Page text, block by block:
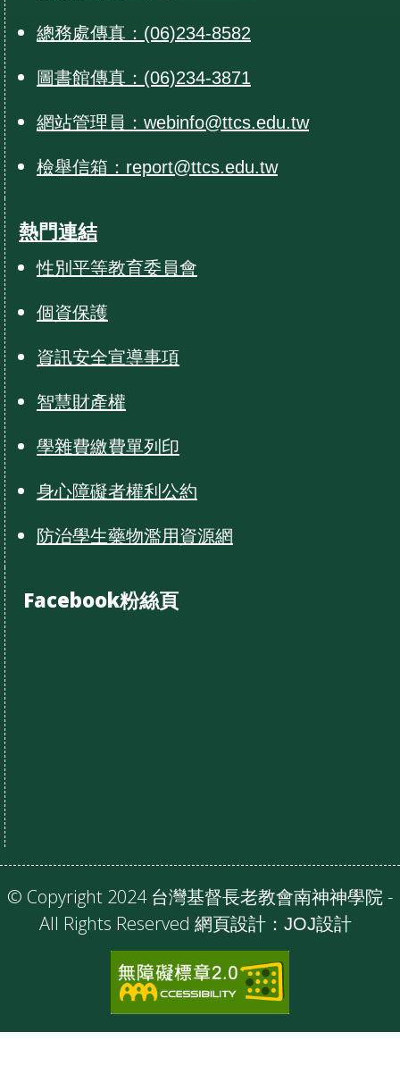
總務處傳真：(06)234-8582
圖書館傳真：(06)234-3871
網站管理員：webinfo@ttcs.edu.tw
檢舉信箱：report@ttcs.edu.tw
熱門連結
性別平等教育委員會
個資保護
資訊安全宣導事項
智慧財產權
學雜費繳費單列印
身心障礙者權利公約
防治學生藥物濫用資源網
Facebook粉絲頁
© Copyright 2024 台灣基督長老教會南神神學院 -
All Rights Reserved 網頁設計： JOJ設計